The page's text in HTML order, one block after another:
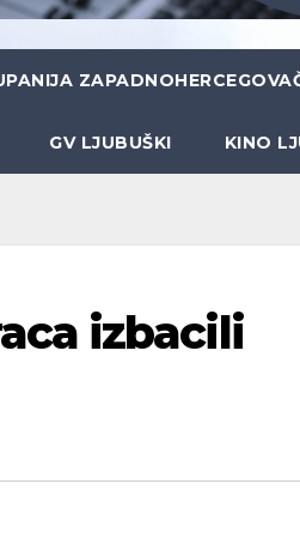
GV LJUBUŠKI KINO
izbacili